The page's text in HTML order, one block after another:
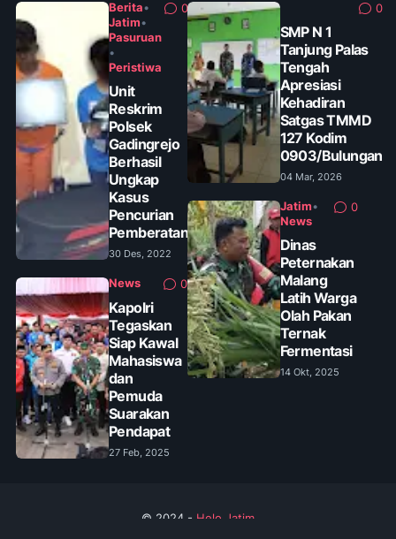
Berita•
Jatim•
Pasuruan
•
Peristiwa
0
Unit
Reskrim
Polsek
Gadingrejo
Berhasil
Ungkap
Kasus
Pencurian
Pemberatan
30 Des, 2022
News 0
Kapolri
Tegaskan
Siap Kawal
Mahasiswa
dan
Pemuda
Suarakan
Pendapat
27 Feb, 2025
0
SMP N 1
Tanjung Palas
Tengah
Apresiasi
Kehadiran
Satgas TMMD
127 Kodim
0903/Bulungan
04 Mar, 2026
Jatim•
News
0
Dinas
Peternakan
Malang
Latih Warga
Olah Pakan
Ternak
Fermentasi
14 Okt, 2025
© 2024 - Helo Jatim